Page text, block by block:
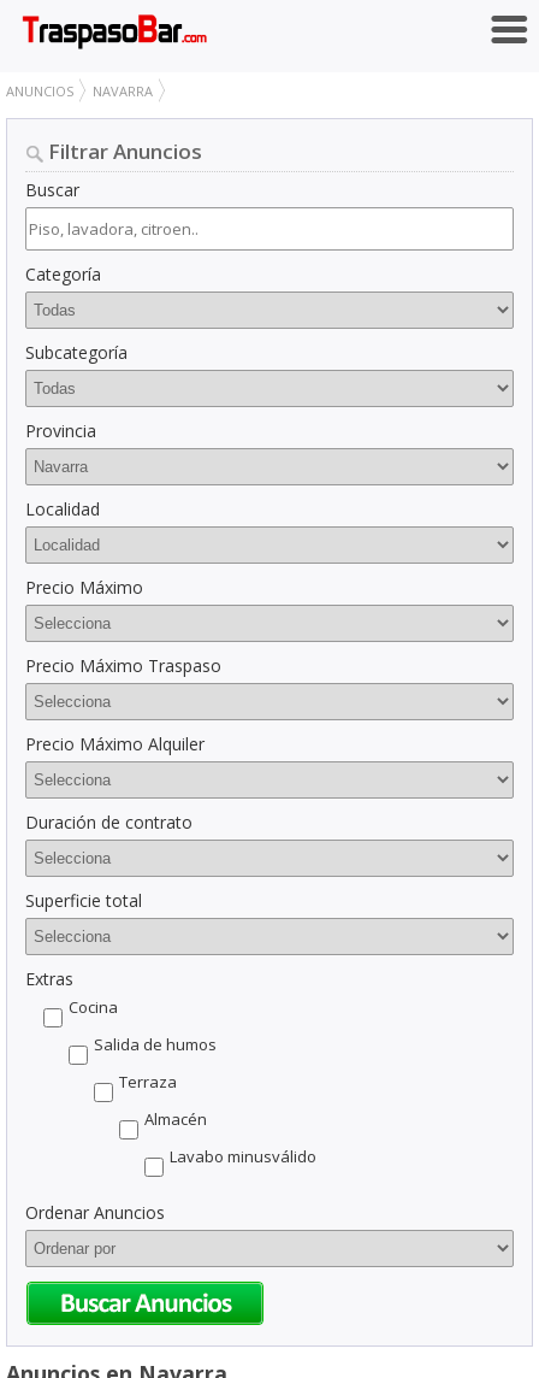
ANUNCIOS NAVARRA
Filtrar Anuncios
Buscar
Categoría
Subcategoría
Provincia
Localidad
Precio Máximo
Precio Máximo Traspaso
Precio Máximo Alquiler
Duración de contrato
Superficie total
Extras
Cocina
Salida de humos
Terraza
Almacén
Lavabo minusválido
Ordenar Anuncios